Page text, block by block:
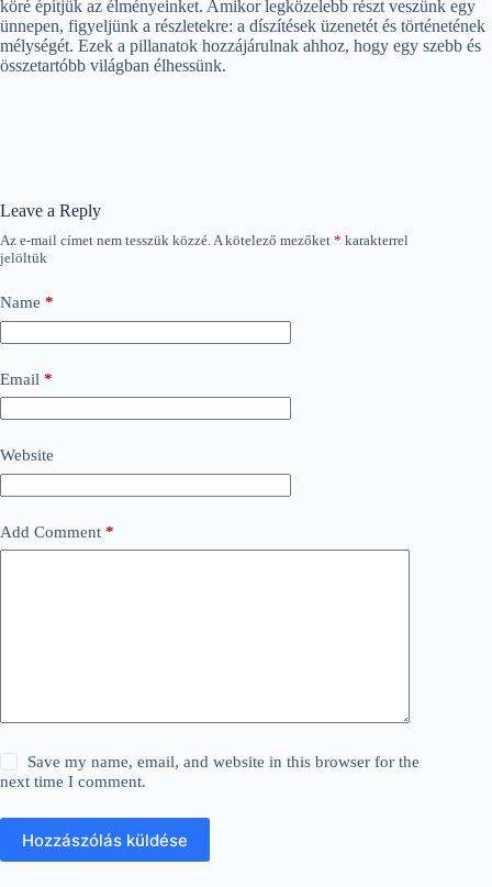
köré építjük az élményeinket. Amikor legközelebb részt veszünk egy
ünnepen, figyeljünk a részletekre: a díszítések üzenetét és történetének
mélységét. Ezek a pillanatok hozzájárulnak ahhoz, hogy egy szebb és
összetartóbb világban élhessünk.
Leave a Reply
Az e-mail címet nem tesszük közzé.A kötelező mezőket * karakterrel
jelöltük
Name *
Email *
Website
Add Comment *
Save my name, email, and website in this browser for the
next time I comment.
Hozzászólás küldése